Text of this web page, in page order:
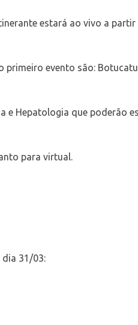
estará ao vivo a
evento são: Botucatu
e Hepatologia que poderão
para virtual.
31/03: